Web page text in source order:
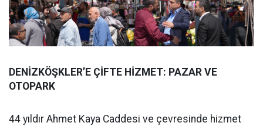
DENİZKÖŞKLER’E ÇİFTE HİZMET: PAZAR VE
OTOPARK
44 yıldır Ahmet Kaya Caddesi ve çevresinde hizmet